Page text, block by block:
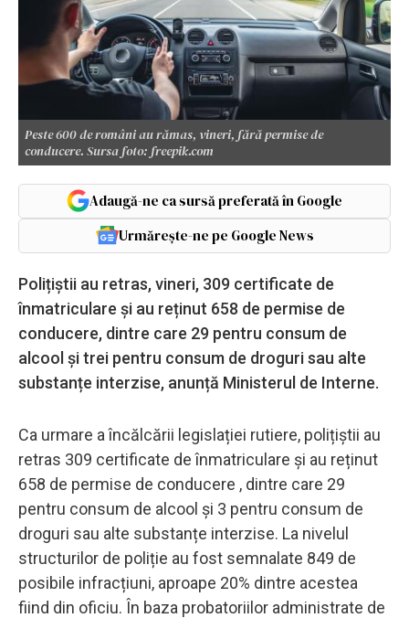
Peste 600 de români au rămas, vineri, fără permise de
conducere. Sursa foto: freepik.com
Adaugă-ne ca sursă preferată în Google
Urmărește-ne pe Google News
Polițiștii au retras, vineri, 309 certificate de
înmatriculare și au reținut 658 de permise de
conducere, dintre care 29 pentru consum de
alcool și trei pentru consum de droguri sau alte
substanțe interzise, anunță Ministerul de Interne.
Ca urmare a încălcării legislației rutiere, polițiștii au
retras 309 certificate de înmatriculare și au reținut
658 de permise de conducere , dintre care 29
pentru consum de alcool și 3 pentru consum de
droguri sau alte substanțe interzise. La nivelul
structurilor de poliție au fost semnalate 849 de
posibile infracțiuni, aproape 20% dintre acestea
fiind din oficiu. În baza probatoriilor administrate de